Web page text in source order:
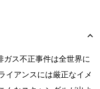
ガス不正事件は全世界に
イアンスには厳正なイメ